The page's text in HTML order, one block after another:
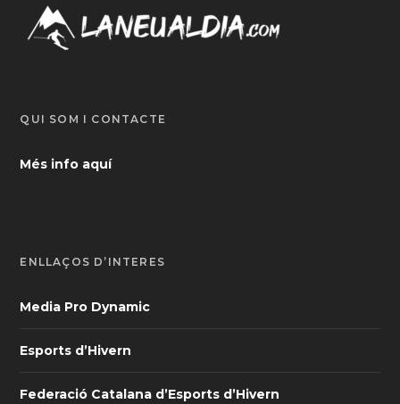
QUI SOM I CONTACTE
Més info aquí
ENLLAÇOS D’INTERÈS
Media Pro Dynamic
Esports d’Hivern
Federació Catalana d’Esports d’Hivern